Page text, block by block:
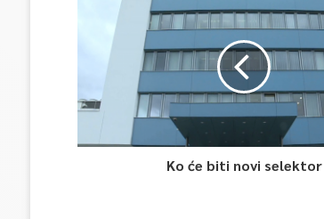
Ko će biti novi selektor